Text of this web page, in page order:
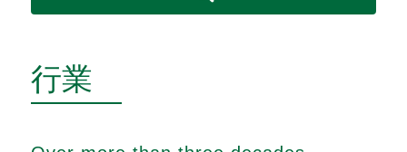
行業